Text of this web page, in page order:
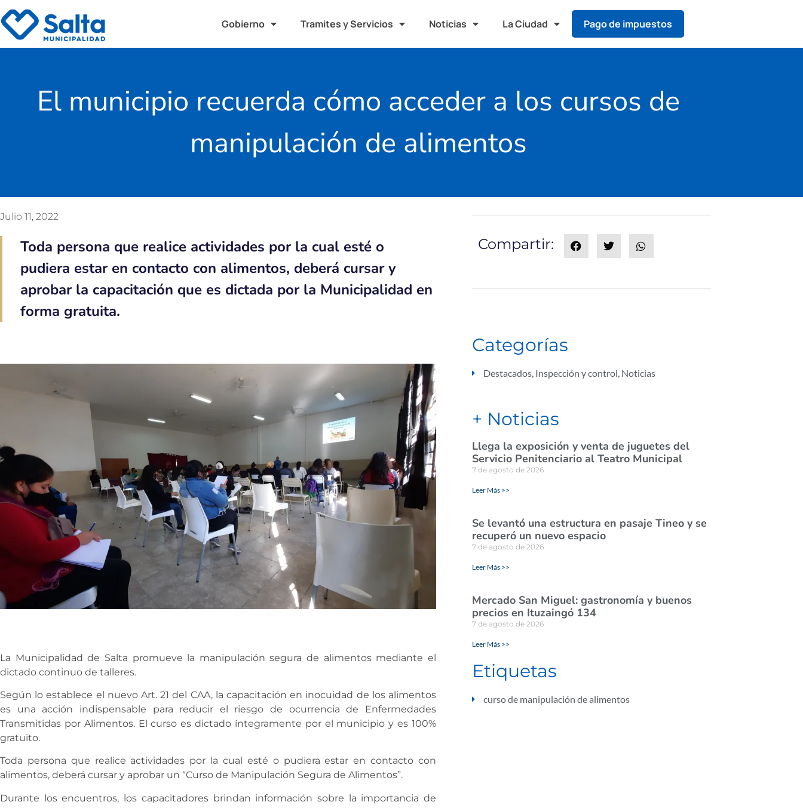
Gobierno Tramites y Servicios Noticias La Ciudad Pago de impuestos
El municipio recuerda cómo acceder a los cursos de
manipulación de alimentos
Julio 11, 2022
Toda persona que realice actividades por la cual esté o
pudiera estar en contacto con alimentos, deberá cursar y
aprobar la capacitación que es dictada por la Municipalidad en
forma gratuita.
​La Municipalidad de Salta promueve la manipulación segura de alimentos mediante el
dictado continuo de talleres.
Según lo establece el nuevo Art. 21 del CAA, la capacitación en inocuidad de los alimentos
es una acción indispensable para reducir el riesgo de ocurrencia de Enfermedades
Transmitidas por Alimentos.​ El curso es dictado íntegramente por el municipio y es 100%
gratuito.​
​​Toda persona que realice actividades por la cual esté o pudiera estar en contacto con
alimentos, deberá cursar y aprobar un “Curso de Manipulación Segura de Alimentos”.
Durante los encuentros, los capacitadores brindan información sobre la importancia de
Compartir:
Categorías
Destacados, Inspección y control, Noticias
+ Noticias
Llega la exposición y venta de juguetes del
Servicio Penitenciario al Teatro Municipal
7 de agosto de 2026
Leer Más >>
Se levantó una estructura en pasaje Tineo y se
recuperó un nuevo espacio
7 de agosto de 2026
Leer Más >>
Mercado San Miguel: gastronomía y buenos
precios en Ituzaingó 134
7 de agosto de 2026
Leer Más >>
Etiquetas
curso de manipulación de alimentos